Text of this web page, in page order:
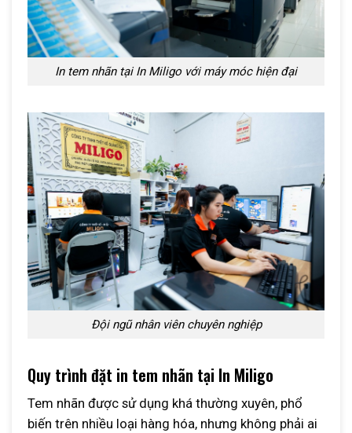
In tem nhãn tại In Miligo với máy móc hiện đại
Đội ngũ nhân viên chuyên nghiệp
Quy trình đặt in tem nhãn tại In Miligo
Tem nhãn được sử dụng khá thường xuyên, phổ
biến trên nhiều loại hàng hóa, nhưng không phải ai